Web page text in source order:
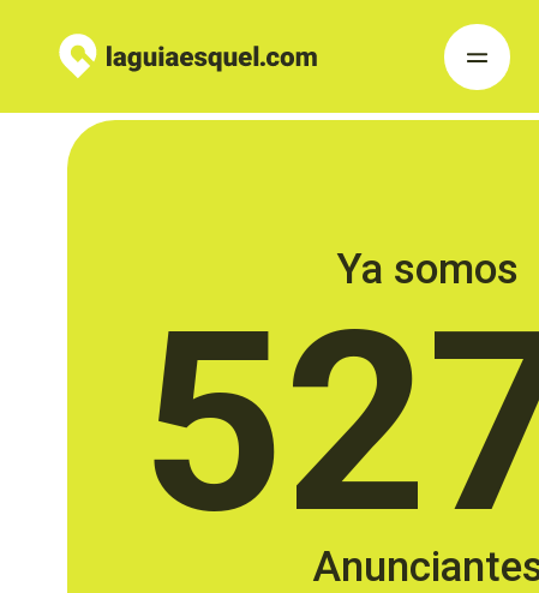
Ya somos